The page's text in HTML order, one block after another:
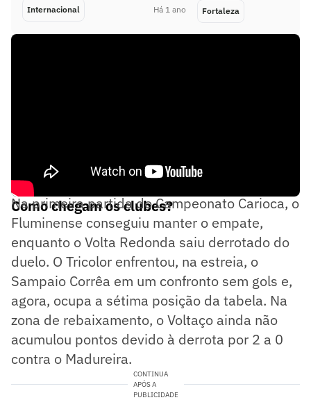
Internacional Há 1 ano Fortaleza
Como chegam os clubes?
Na primeira partida do Campeonato Carioca, o
Fluminense conseguiu manter o empate,
enquanto o Volta Redonda saiu derrotado do
duelo. O Tricolor enfrentou, na estreia, o
Sampaio Corrêa em um confronto sem gols e,
agora, ocupa a sétima posição da tabela. Na
zona de rebaixamento, o Voltaço ainda não
acumulou pontos devido à derrota por 2 a 0
contra o Madureira.
CONTINUA
APÓS A
PUBLICIDADE